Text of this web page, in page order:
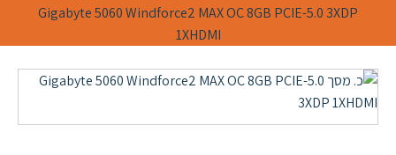
Gigabyte 5060 Windforce2 MAX OC 8GB PCIE-5.0 3XDP
1XHDMI